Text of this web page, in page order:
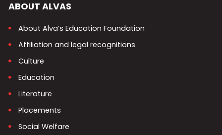
ABOUT ALVAS
About Alva’s Education Foundation
Affiliation and legal recognitions
Culture
Education
Literature
Placements
Social Welfare